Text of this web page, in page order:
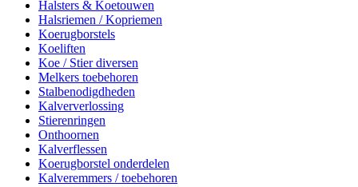
Halsters & Koetouwen
Halsriemen / Kopriemen
Koerugborstels
Koeliften
Koe / Stier diversen
Melkers toebehoren
Stalbenodigdheden
Kalververlossing
Stierenringen
Onthoornen
Kalverflessen
Koerugborstel onderdelen
Kalveremmers / toebehoren